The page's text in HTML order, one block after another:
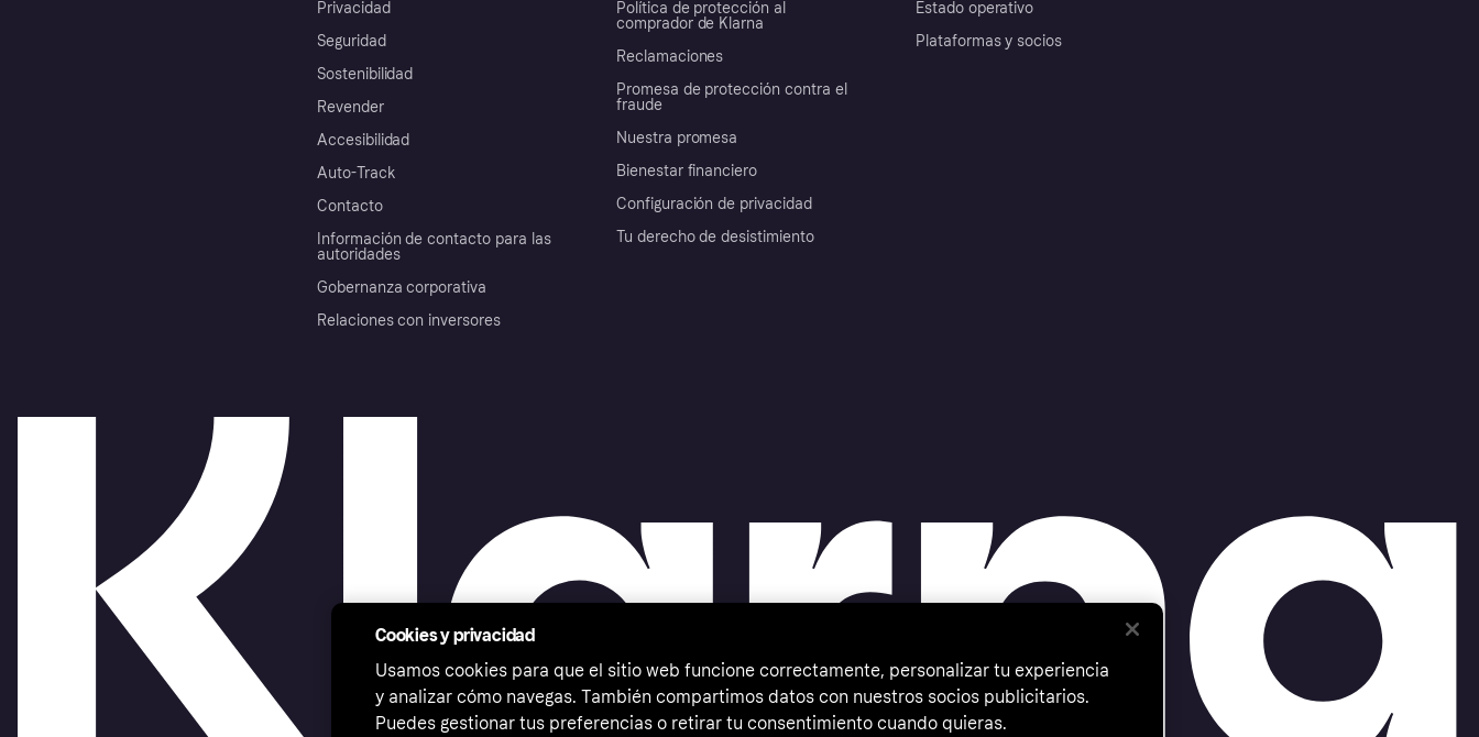
Privacidad
Seguridad
Sostenibilidad
Revender
Accesibilidad
Auto-Track
Contacto
Información de contacto para las
autoridades
Gobernanza corporativa
Relaciones con inversores
Política de protección al
comprador de Klarna
Reclamaciones
Promesa de protección contra el
fraude
Nuestra promesa
Bienestar financiero
Configuración de privacidad
Tu derecho de desistimiento
Estado operativo
Plataformas y socios
Cookies y privacidad
Usamos cookies para que el sitio web funcione correctamente, personalizar tu experiencia
y analizar cómo navegas. También compartimos datos con nuestros socios publicitarios.
Puedes gestionar tus preferencias o retirar tu consentimiento cuando quieras.